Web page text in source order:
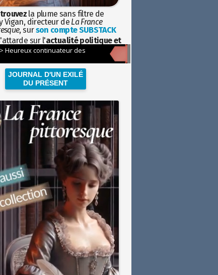
la plume sans filtre de
Vigan, directeur de La France
, surson compte SUBSTACK
sur l'actualité politique et
avec la hauteur de vue de
JOURNAL D'UN EXILÉ
DU PRÉSENT